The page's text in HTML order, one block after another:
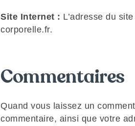
Site Internet : L’adresse du
corporelle.fr.
Commentaires
Quand vous laissez un
commentaire, ainsi que votre